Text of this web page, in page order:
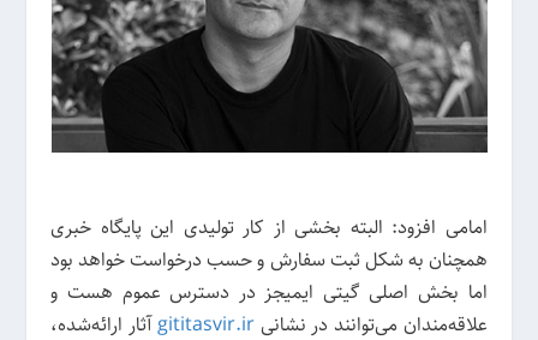
امامی افزود: البته بخشی از کار تولیدی این پایگاه خبری
همچنان به شکل ثبت سفارش و حسب درخواست خواهد بود
اما بخش اصلی گیتی ایمیجز در دسترس عموم هست و
علاقه‌مندان می‌توانند در نشانیgititasvir.irآثار ارائه‌شده،